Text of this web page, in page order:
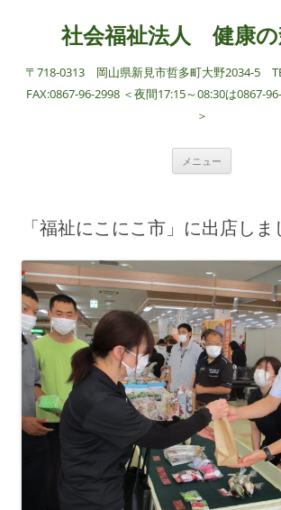
社会福祉法人 健康の
〒718-0313 岡山県新見市哲多町大野2034-5
FAX:0867-96-2998 ＜夜間17:15～08:30は0867-
＞
メニュー
へ
ス
キ
「福祉にこにこ市」に出店しま